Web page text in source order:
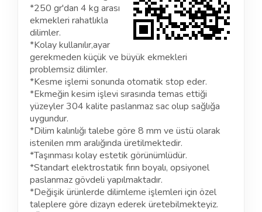
*250 gr'dan 4 kg arası
ekmekleri rahatlıkla
dilimler.
*Kolay kullanılır,ayar
gerekmeden küçük ve büyük ekmekleri
problemsiz dilimler.
*Kesme işlemi sonunda otomatik stop eder.
*Ekmeğin kesim işlevi sırasında temas ettiği
yüzeyler 304 kalite paslanmaz sac olup sağlığa
uygundur.
*Dilim kalınlığı talebe göre 8 mm ve üstü olarak
istenilen mm aralığında üretilmektedir.
*Taşınması kolay estetik görünümlüdür.
*Standart elektrostatik fırın boyalı, opsiyonel
paslanmaz gövdeli yapılmaktadır.
*Değişik ürünlerde dilimleme işlemleri için özel
taleplere göre dizayn ederek üretebilmekteyiz.